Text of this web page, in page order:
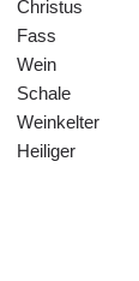
Christus
Fass
Wein
Schale
Weinkelter
Heiliger